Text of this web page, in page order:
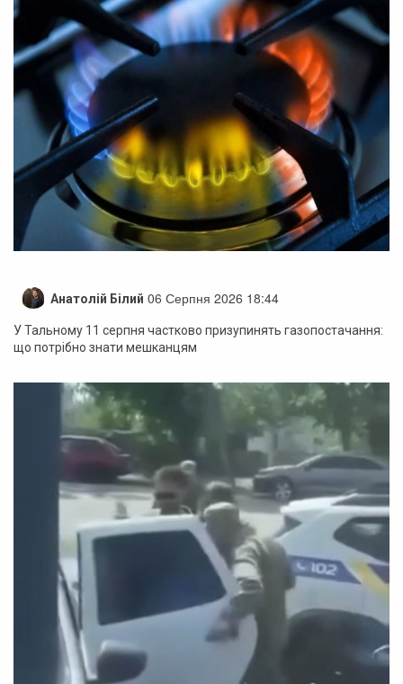
Анатолій Білий 06 Серпня 2026 18:44
У Тальному 11 серпня частково призупинять газопостачання:
що потрібно знати мешканцям